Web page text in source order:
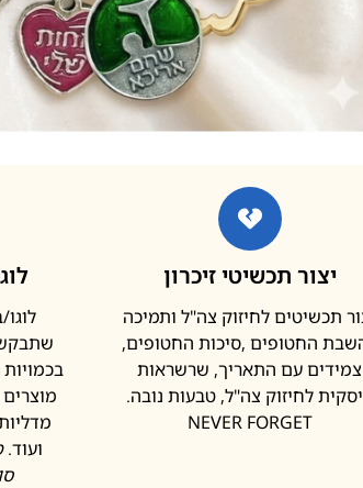
יצור תכשיטי זיכרון
תכשיטים לחיזוק צה"ל ותמיכה
החטופים ,סיכות החטופים,
צמידים עם התאריך, שרשראות
לחיזוק צה"ל, טבעות נובה.
NEVER FORGET
ועוד.